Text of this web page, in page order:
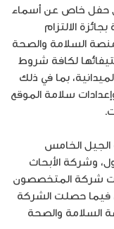
خلال حفل خاص عن أسماء
الالتزام
السلامة والصحة
استيفائها لكافة شروط
بما في ذلك
سلامة الموقع
حصلت شركة الجيل الخامس
وشركة الأبحاث
شركة المتخصصون
فيما حصلت الشركة
السلامة والصحة